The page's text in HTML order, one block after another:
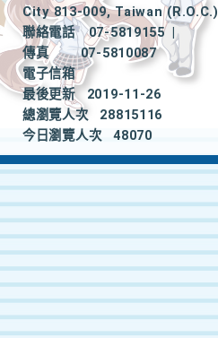
City 813-009, Taiwan (R.O.C.)
聯絡電話
07-5819155
|
傳真
07-5810087
電子信箱
最後更新
2019-11-26
總瀏覽人次
28815116
今日瀏覽人次
48070